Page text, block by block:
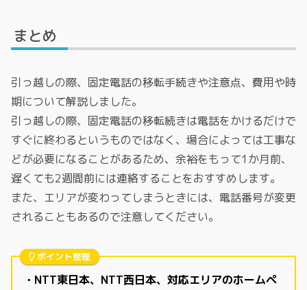
まとめ
引っ越しの際、固定電話の移転手続きや注意点、費用や時
期について解説しました。
引っ越しの際、固定電話の移転続きは電話をかけるだけで
すぐに終わるというものではなく、場合によっては工事な
どが必要になることがあるため、余裕をもって1か月前、
遅くても2週間前には連絡することをおすすめします。
また、エリアが変わってしまうときには、電話番号が変更
されることもあるので注意してください。
ポイント整理
・NTT東日本、NTT西日本、対応エリアのホームペ